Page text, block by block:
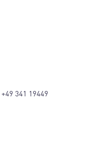
+49 341 19449